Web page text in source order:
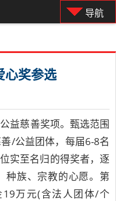
导航
心奖参选
益慈善奖项。甄选范围
/公益团体，每届6-8名
实至名归的得奖者，逐
种族、宗教的心愿。第
万元(含法人团体/个